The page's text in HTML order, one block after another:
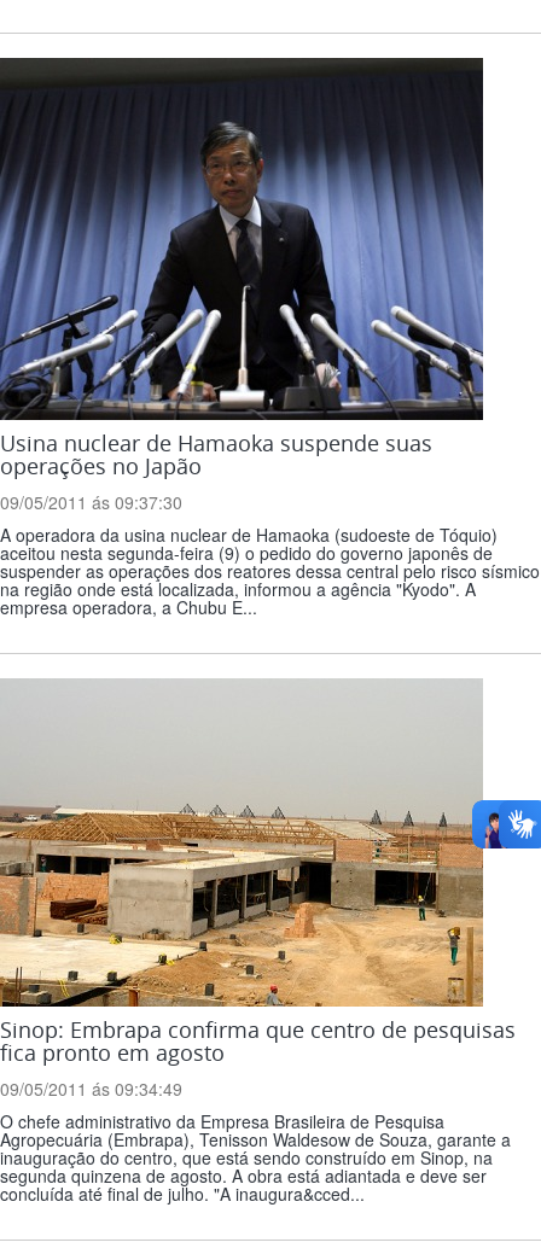
Usina nuclear de Hamaoka suspende suas
operações no Japão
09/05/2011 ás 09:37:30
A operadora da usina nuclear de Hamaoka (sudoeste de Tóquio)
aceitou nesta segunda-feira (9) o pedido do governo japonês de
suspender as operações dos reatores dessa central pelo risco sísmico
na região onde está localizada, informou a agência "Kyodo". A
empresa operadora, a Chubu E...
Sinop: Embrapa confirma que centro de pesquisas
fica pronto em agosto
09/05/2011 ás 09:34:49
O chefe administrativo da Empresa Brasileira de Pesquisa
Agropecuária (Embrapa), Tenisson Waldesow de Souza, garante a
inauguração do centro, que está sendo construído em Sinop, na
segunda quinzena de agosto. A obra está adiantada e deve ser
concluída até final de julho. "A inaugura&cced...